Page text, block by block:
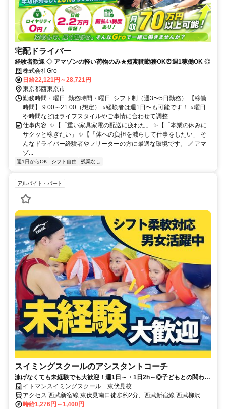
宅配ドライバー
経験者歓迎 ◇ アマゾンの軽い荷物のみ★短期間勤務OK⏰週1稼働OK ◎
株式会社Gro
日給22,121円～28,721円
東京都西東京市
勤務時間・曜日: 勤務時間・曜日: シフト制（週3〜5日勤務） 【稼働
時間】 9:00～21:00（想定） ⭐️経験者は週1日〜も可能です！ ⭐️曜日
や時間などはライフスタイルやご事情に合わせて調整...
仕事内容: ✨【「重い家具家電の配送に疲れた」 ✨【「本業の休みに
サクッと稼ぎたい」 ✨【「体への負担を減らして仕事をしたい」 そ
んなドライバー経験者やフリーターの方に最適な環境です。 ✅ アマ
ゾ...
週1日からOK シフト自由 残業なし
アルバイト・パート
スイミングスクールのアシスタントコーチ
泳げなくても未経験でも大歓迎！週1日～・1日2h～◎子どもとの関わり
がやりがいに♪
イトマンスイミングスクール 東伏見校
アクセス 西武新宿線 東伏見南口徒歩約2分、西武新宿線 西武柳沢南
口徒歩約13分、西武新宿線 武蔵関南口徒歩約18分
時給1,276円～1,400円